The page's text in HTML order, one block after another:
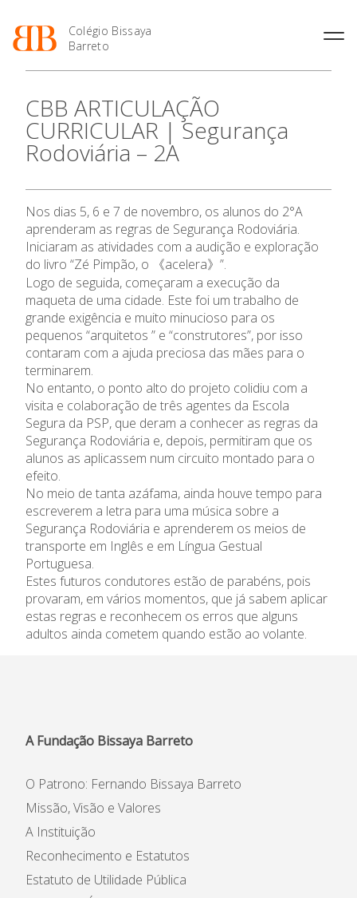
Colégio Bissaya
Barreto
O Colégio
Projeto Educativo
Organização
Colaboradores Docentes
Instalações
Ofertas de emprego
Regulamentos
Jornal “O Coreto”
Privacidade
Oferta Formativa
Enriquecimento Curricular
Oferta Curricular
Atividades Extracurriculares
Atividades de Interrupção
Letiva
Academia de Línguas
Ensino Profissional
Profissionais
Matrículas
Horários e Manuais
Termalismo
Curso de Técnico/a de Apoio
à Família e à Comunidade
Ofertas de Emprego
Ano Letivo
2027
Calendários
Portal do Professor
de Educação
SIGE
Secretariado de Exames
Admissão
Informações
APEE
Notícias
CBB ARTICULAÇÃO
CURRICULAR | Segurança
Rodoviária – 2A
Nos dias 5, 6 e 7 de novembro, os alunos do 2°A
aprenderam as regras de Segurança Rodoviária.
Iniciaram as atividades com a audição e exploração
do livro “Zé Pimpão, o 《acelera》”.
Logo de seguida, começaram a execução da
maqueta de uma cidade. Este foi um trabalho de
grande exigência e muito minucioso para os
pequenos “arquitetos ” e “construtores”, por isso
contaram com a ajuda preciosa das mães para o
terminarem.
No entanto, o ponto alto do projeto colidiu com a
visita e colaboração de três agentes da Escola
Segura da PSP, que deram a conhecer as regras da
Segurança Rodoviária e, depois, permitiram que os
alunos as aplicassem num circuito montado para o
efeito.
No meio de tanta azáfama, ainda houve tempo para
escreverem a letra para uma música sobre a
Segurança Rodoviária e aprenderem os meios de
transporte em Inglês e em Língua Gestual
Portuguesa.
Estes futuros condutores estão de parabéns, pois
provaram, em vários momentos, que já sabem aplicar
estas regras e reconhecem os erros que alguns
adultos ainda cometem quando estão ao volante.
A Fundação Bissaya Barreto
O Patrono: Fernando Bissaya Barreto
Missão, Visão e Valores
A Instituição
Reconhecimento e Estatutos
Estatuto de Utilidade Pública